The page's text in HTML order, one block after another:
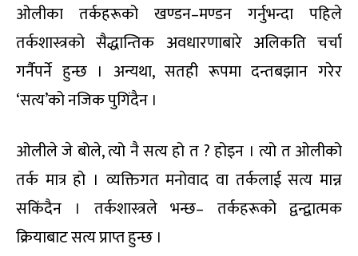
ओलीका तर्कहरूको खण्डन–मण्डन गर्नुभन्दा पहिले
तर्कशास्त्रको सैद्धान्तिक अवधारणाबारे अलिकति चर्चा
गर्नैपर्ने हुन्छ । अन्यथा, सतही रूपमा दन्तबझान गरेर
‘सत्य’को नजिक पुगिंदैन ।
ओलीले जे बोले, त्यो नै सत्य हो त ? होइन । त्यो त ओलीको
तर्क मात्र हो । व्यक्तिगत मनोवाद वा तर्कलाई सत्य मान्न
सकिंदैन । तर्कशास्त्रले भन्छ– तर्कहरूको द्वन्द्वात्मक
क्रियाबाट सत्य प्राप्त हुन्छ ।